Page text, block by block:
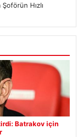
Hızlı
Batrakov için